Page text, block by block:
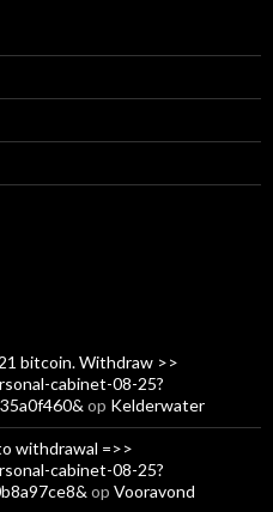
bitcoin. Withdraw >>
cabinet-08-25?
op Kelderwater
withdrawal =>>
cabinet-08-25?
op Vooravond